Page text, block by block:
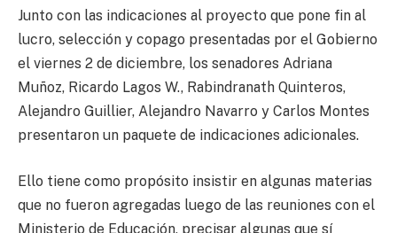
Junto con las indicaciones al proyecto que pone fin al
lucro, selección y copago presentadas por el Gobierno
el viernes 2 de diciembre, los senadores Adriana
Muñoz, Ricardo Lagos W., Rabindranath Quinteros,
Alejandro Guillier, Alejandro Navarro y Carlos Montes
presentaron un paquete de indicaciones adicionales.
Ello tiene como propósito insistir en algunas materias
que no fueron agregadas luego de las reuniones con el
Ministerio de Educación, precisar algunas que sí